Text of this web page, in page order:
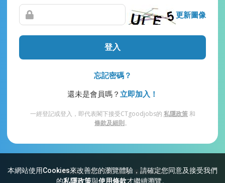
本網站使用Cookies來改善您的瀏覽體驗，請確定您同意及接受我們
的私隱政策與使用條款才繼續瀏覽。
更新圖像
登入
忘記密碼？
還未是會員嗎？ 立即加入！
一經登記或登入，即代表閣下接受CTgoodjobs的 私隱政策和
條款及細則。
網站索引 常見問題 私隱 條款及細則